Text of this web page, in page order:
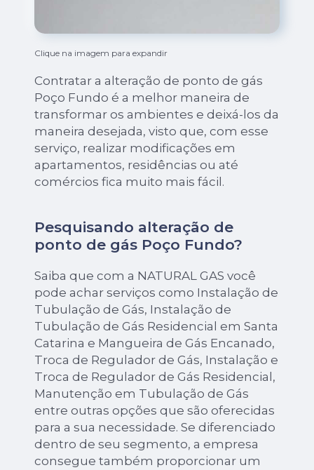
Clique na imagem para expandir
Contratar a alteração de ponto de gás
Poço Fundo é a melhor maneira de
transformar os ambientes e deixá-los da
maneira desejada, visto que, com esse
serviço, realizar modificações em
apartamentos, residências ou até
comércios fica muito mais fácil.
Pesquisando alteração de
ponto de gás Poço Fundo?
Saiba que com a NATURAL GAS você
pode achar serviços como Instalação de
Tubulação de Gás, Instalação de
Tubulação de Gás Residencial em Santa
Catarina e Mangueira de Gás Encanado,
Troca de Regulador de Gás, Instalação e
Troca de Regulador de Gás Residencial,
Manutenção em Tubulação de Gás
entre outras opções que são oferecidas
para a sua necessidade. Se diferenciado
dentro de seu segmento, a empresa
consegue também proporcionar um